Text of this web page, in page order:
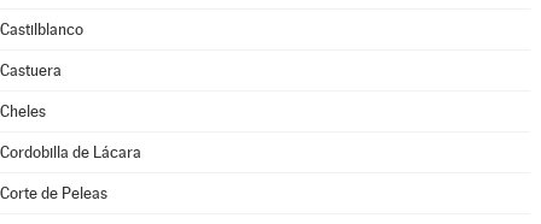
Castilblanco
Castuera
Cheles
Cordobilla de Lácara
Corte de Peleas